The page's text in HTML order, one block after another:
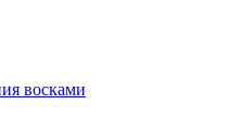
восками